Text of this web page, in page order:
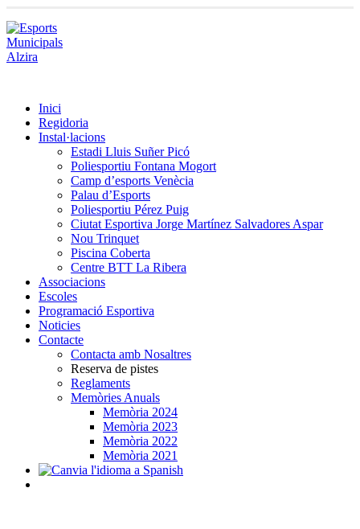
Inici
Regidoria
Instal·lacions
Estadi Lluis Suñer Picó
Poliesportiu Fontana Mogort
Camp d’esports Venècia
Palau d’Esports
Poliesportiu Pérez Puig
Ciutat Esportiva Jorge Martínez Salvadores Aspar
Nou Trinquet
Piscina Coberta
Centre BTT La Ribera
Associacions
Escoles
Programació Esportiva
Noticies
Contacte
Contacta amb Nosaltres
Reserva de pistes
Reglaments
Memòries Anuals
Memòria 2024
Memòria 2023
Memòria 2022
Memòria 2021